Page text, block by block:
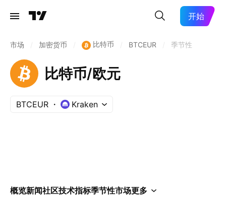
开始
市场 加密货币 比特币 BTCEUR 季节性
比特币/欧元
BTCEUR Kraken
概览新闻社区技术指标季节性市场更多